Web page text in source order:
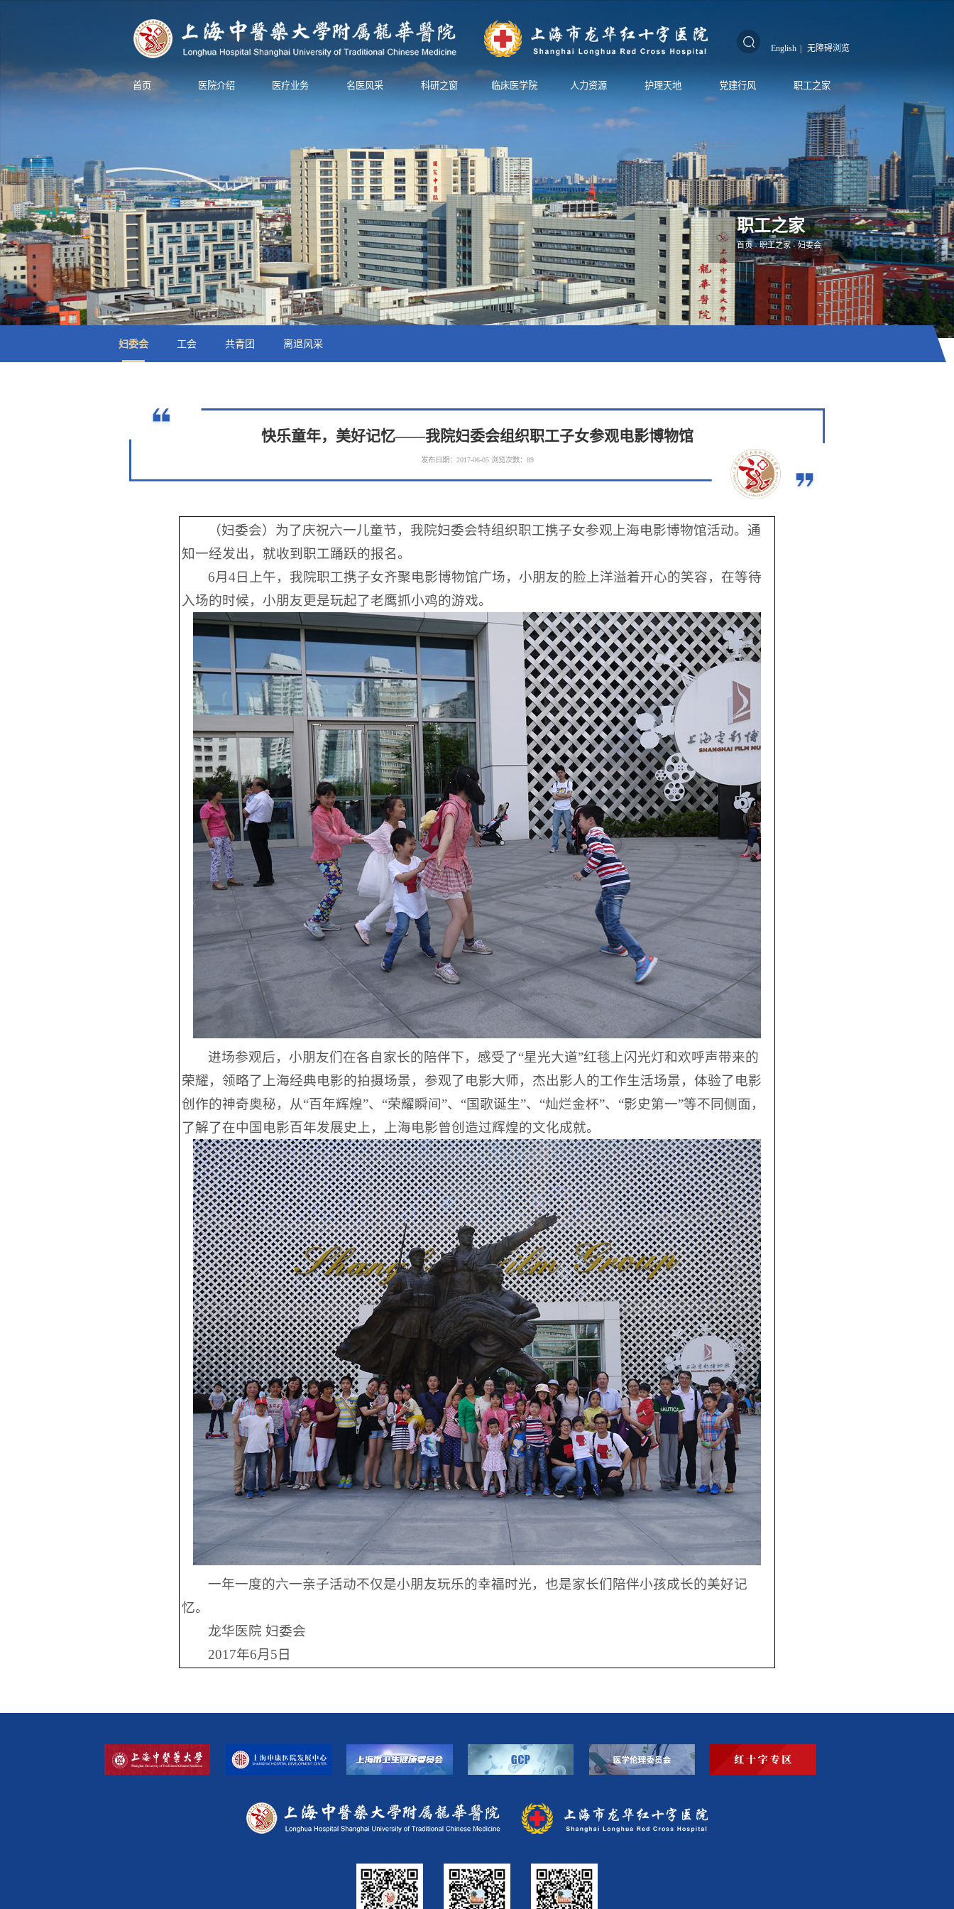
English | 无障碍浏览
首页 医院介绍 医疗业务 名医风采 科研之窗 临床医学院 人力资源 护理天地 党建行风 职工之家
职工之家
首页-职工之家-妇委会
妇委会 工会 共青团 离退风采
快乐童年，美好记忆——我院妇委会组织职工子女参观电影博物馆
发布日期：2017-06-05 浏览次数： 89
（妇委会）为了庆祝六一儿童节，我院妇委会特组织职工携子女参观上海电影博物馆活动。通
知一经发出，就收到职工踊跃的报名。
6月4日上午，我院职工携子女齐聚电影博物馆广场，小朋友的脸上洋溢着开心的笑容，在等待
入场的时候，小朋友更是玩起了老鹰抓小鸡的游戏。
进场参观后，小朋友们在各自家长的陪伴下，感受了“星光大道”红毯上闪光灯和欢呼声带来的
荣耀，领略了上海经典电影的拍摄场景，参观了电影大师，杰出影人的工作生活场景，体验了电影
创作的神奇奥秘，从“百年辉煌”、“荣耀瞬间”、“国歌诞生”、“灿烂金杯”、“影史第一”等不同侧面，
了解了在中国电影百年发展史上，上海电影曾创造过辉煌的文化成就。
一年一度的六一亲子活动不仅是小朋友玩乐的幸福时光，也是家长们陪伴小孩成长的美好记
忆。
龙华医院 妇委会
2017年6月5日